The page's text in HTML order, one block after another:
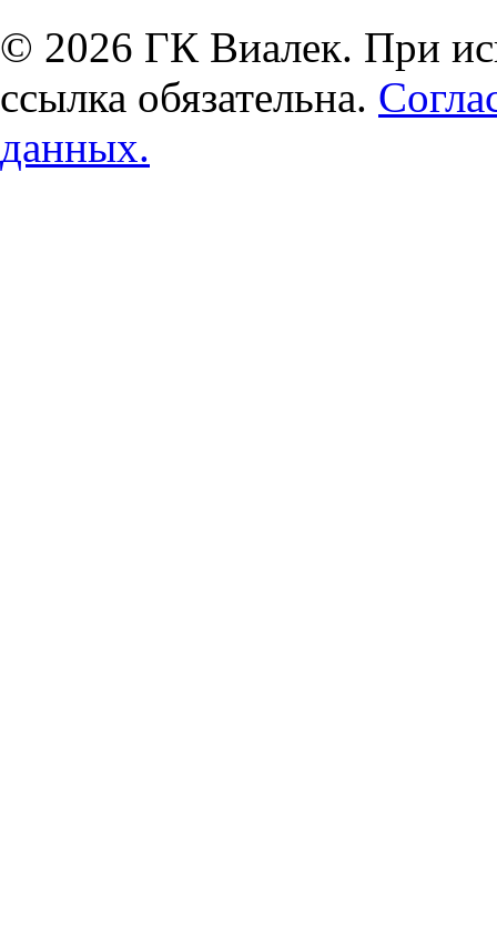
© 2026 ГК Виалек. При
ссылка обязательна.
данных.